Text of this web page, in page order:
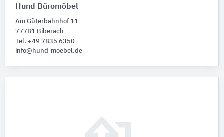
Hund Büromöbel
Am Güterbahnhof 11
77781 Biberach
Tel. +49 7835 6350
info@hund-moebel.de